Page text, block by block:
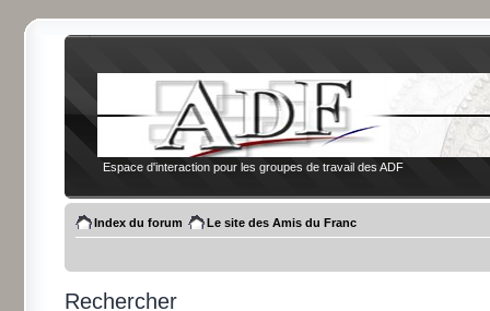
Espace d'interaction pour les groupes de travail des ADF
Index du forum Le site des Amis du Franc
Rechercher